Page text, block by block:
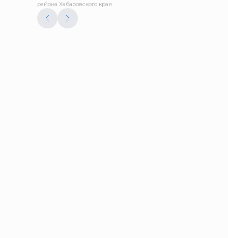
района Хабаровского края